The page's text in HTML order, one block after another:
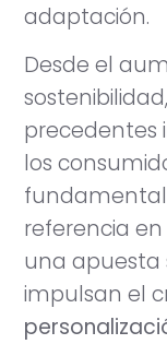
adaptación.
Desde el
precedentes
los
fundamental
referencia
una apuesta
impulsan el